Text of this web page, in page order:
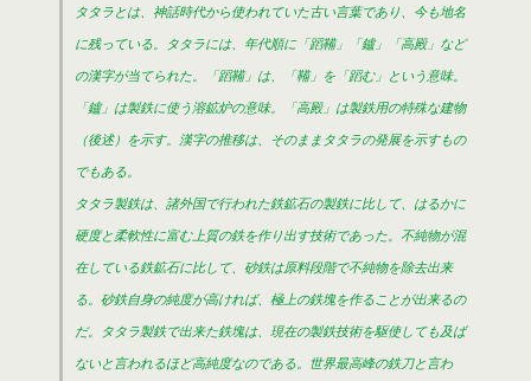
タタラとは、神話時代から使われていた古い言葉であり、今も地名
に残っている。タタラには、年代順に「蹈鞴」「鑪」「高殿」など
の漢字が当てられた。「蹈鞴」は、「鞴」を「蹈む」という意味。
「鑪」は製鉄に使う溶鉱炉の意味。「高殿」は製鉄用の特殊な建物
（後述）を示す。漢字の推移は、そのままタタラの発展を示すもの
でもある。
タタラ製鉄は、諸外国で行われた鉄鉱石の製鉄に比して、はるかに
硬度と柔軟性に富む上質の鉄を作り出す技術であった。不純物が混
在している鉄鉱石に比して、砂鉄は原料段階で不純物を除去出来
る。砂鉄自身の純度が高ければ、極上の鉄塊を作ることが出来るの
だ。タタラ製鉄で出来た鉄塊は、現在の製鉄技術を駆使しても及ば
ないと言われるほど高純度なのである。世界最高峰の鉄刀と言わ